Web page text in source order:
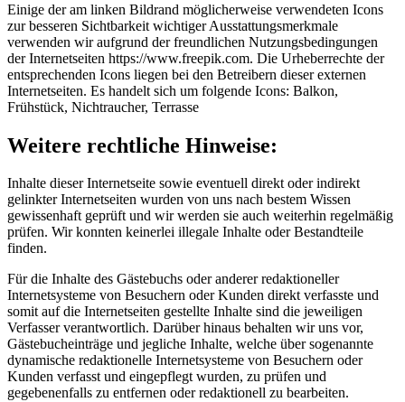
Einige der am linken Bildrand möglicherweise verwendeten Icons
zur besseren Sichtbarkeit wichtiger Ausstattungsmerkmale
verwenden wir aufgrund der freundlichen Nutzungsbedingungen
der Internetseiten https://www.freepik.com. Die Urheberrechte der
entsprechenden Icons liegen bei den Betreibern dieser externen
Internetseiten. Es handelt sich um folgende Icons: Balkon,
Frühstück, Nichtraucher, Terrasse
Weitere rechtliche Hinweise:
Inhalte dieser Internetseite sowie eventuell direkt oder indirekt
gelinkter Internetseiten wurden von uns nach bestem Wissen
gewissenhaft geprüft und wir werden sie auch weiterhin regelmäßig
prüfen. Wir konnten keinerlei illegale Inhalte oder Bestandteile
finden.
Für die Inhalte des Gästebuchs oder anderer redaktioneller
Internetsysteme von Besuchern oder Kunden direkt verfasste und
somit auf die Internetseiten gestellte Inhalte sind die jeweiligen
Verfasser verantwortlich. Darüber hinaus behalten wir uns vor,
Gästebucheinträge und jegliche Inhalte, welche über sogenannte
dynamische redaktionelle Internetsysteme von Besuchern oder
Kunden verfasst und eingepflegt wurden, zu prüfen und
gegebenenfalls zu entfernen oder redaktionell zu bearbeiten.